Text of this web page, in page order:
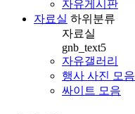
자유게시판
자료실 하위분류
자료실
gnb_text5
자유갤러리
행사 사진 모음
싸이트 모음